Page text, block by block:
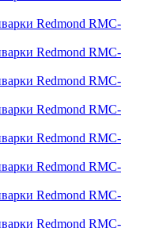
Redmond RMC-
Redmond RMC-
Redmond RMC-
Redmond RMC-
Redmond RMC-
Redmond RMC-
Redmond RMC-
Redmond RMC-